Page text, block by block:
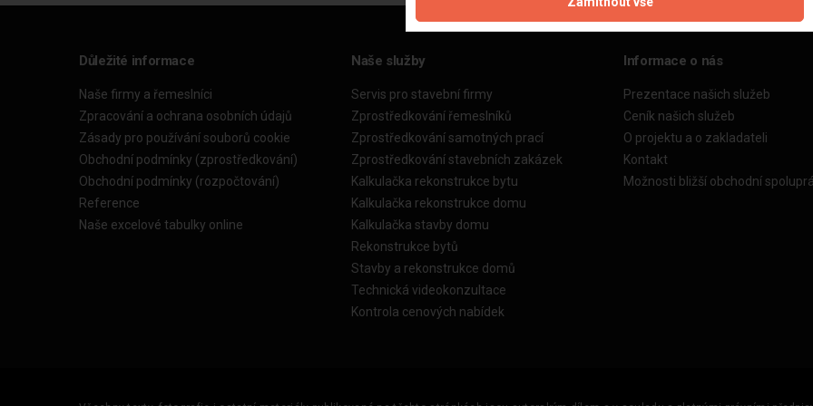
Důležité informace
Naše firmy a řemeslníci
Zpracování a ochrana osobních údajů
Zásady pro používání souborů cookie
Obchodní podmínky (zprostředkování)
Obchodní podmínky (rozpočtování)
Reference
Naše excelové tabulky online
Naše služby
Servis pro stavební firmy
Zprostředkování řemeslníků
Zprostředkování samotných prací
Zprostředkování stavebních zakázek
Kalkulačka rekonstrukce bytu
Kalkulačka rekonstrukce domu
Kalkulačka stavby domu
Rekonstrukce bytů
Stavby a rekonstrukce domů
Technická videokonzultace
Kontrola cenových nabídek
Informace o nás
Prezentace našich služeb
Ceník našich služeb
O projektu a o zakladateli
Kontakt
Možnosti bližší obchodní